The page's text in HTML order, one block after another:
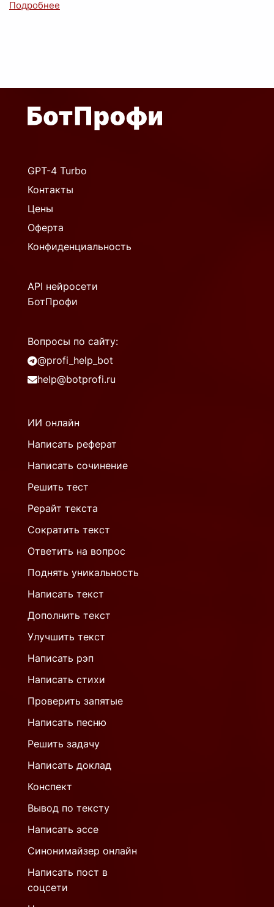
GPT-4 Turbo
Контакты
Цены
Оферта
Конфиденциальность
API нейросети
БотПрофи
Вопросы по сайту:
@profi_help_bot
help@botprofi.ru
ИИ онлайн
Написать реферат
Написать сочинение
Решить тест
Рерайт текста
Сократить текст
Ответить на вопрос
Поднять уникальность
Написать текст
Дополнить текст
Улучшить текст
Написать рэп
Написать стихи
Проверить запятые
Написать песню
Решить задачу
Написать доклад
Конспект
Вывод по тексту
Написать эссе
Синонимайзер онлайн
Написать пост в
соцсети